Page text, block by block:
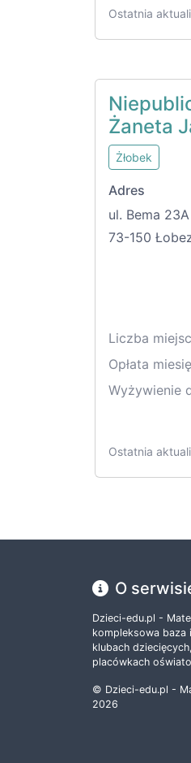
Ostatnia
Żaneta
Żłobek
Adres
ul. Bema 23A
73-150
Liczba
Opłata
Wyżywienie
Ostatnia
O
Dzieci-edu.pl -
kompleksowa baza
klubach
placówkach
© Dzieci-edu.pl -
2026